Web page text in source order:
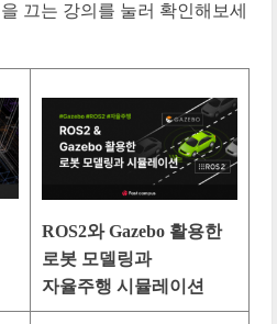
끄는 강의를 눌러 확인해보세
ROS2와 Gazebo 활용한
로봇 모델링과
자율주행 시뮬레이션